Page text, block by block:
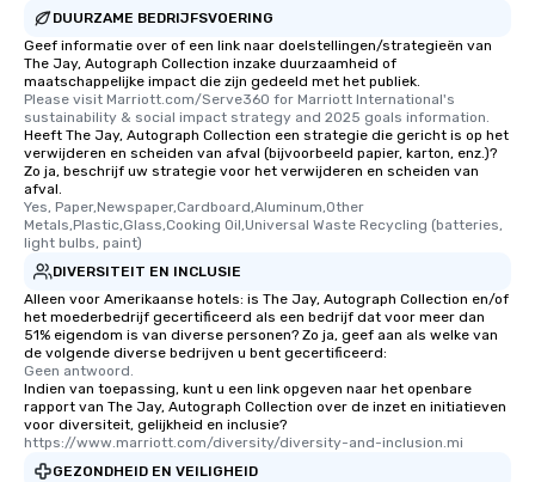
to gather and dine
experienced, and all
remember. Our one-
are special, from the
last. It’s an
will reminisce about
One of the best
restaurants are
walking distance of
short stroll allows
networking
heading to the next
itinerary. You Get a Dinner and a Show
DUURZAME BEDRIJFSVOERING
Geef informatie over of een link naar doelstellingen/strategieën van
The Jay, Autograph Collection inzake duurzaamheid of
maatschappelijke impact die zijn gedeeld met het publiek.
Please visit Marriott.com/Serve360 for Marriott International's
sustainability & social impact strategy and 2025 goals information.
Heeft The Jay, Autograph Collection een strategie die gericht is op het
verwijderen en scheiden van afval (bijvoorbeeld papier, karton, enz.)?
Zo ja, beschrijf uw strategie voor het verwijderen en scheiden van
afval.
Yes, Paper,Newspaper,Cardboard,Aluminum,Other
Metals,Plastic,Glass,Cooking Oil,Universal Waste Recycling (batteries,
light bulbs, paint)
DIVERSITEIT EN INCLUSIE
Alleen voor Amerikaanse hotels: is The Jay, Autograph Collection en/of
het moederbedrijf gecertificeerd als een bedrijf dat voor meer dan
51% eigendom is van diverse personen? Zo ja, geef aan als welke van
de volgende diverse bedrijven u bent gecertificeerd:
Geen antwoord.
Indien van toepassing, kunt u een link opgeven naar het openbare
rapport van The Jay, Autograph Collection over de inzet en initiatieven
voor diversiteit, gelijkheid en inclusie?
https://www.marriott.com/diversity/diversity-and-inclusion.mi
GEZONDHEID EN VEILIGHEID